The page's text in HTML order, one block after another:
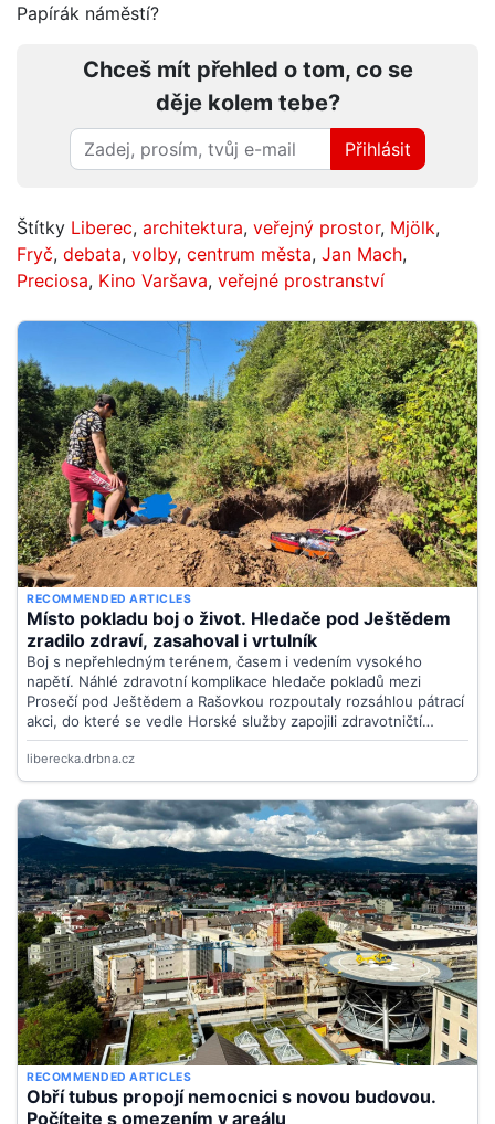
Papírák náměstí?
Chceš mít přehled o tom, co se
děje kolem tebe?
Přihlásit
Štítky Liberec, architektura, veřejný prostor, Mjölk,
Fryč, debata, volby, centrum města, Jan Mach,
Preciosa, Kino Varšava, veřejné prostranství